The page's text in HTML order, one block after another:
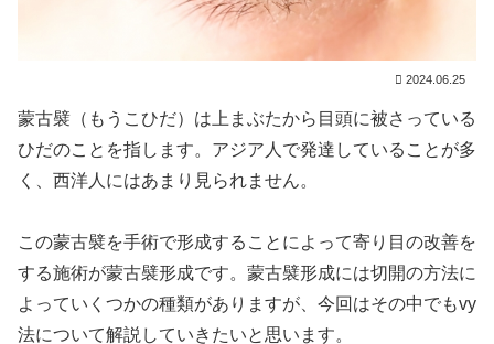
2024.06.25
蒙古襞（もうこひだ）は上まぶたから目頭に被さっている
ひだのことを指します。アジア人で発達していることが多
く、西洋人にはあまり見られません。
この蒙古襞を手術で形成することによって寄り目の改善を
する施術が蒙古襞形成です。蒙古襞形成には切開の方法に
よっていくつかの種類がありますが、今回はその中でもvy
法について解説していきたいと思います。